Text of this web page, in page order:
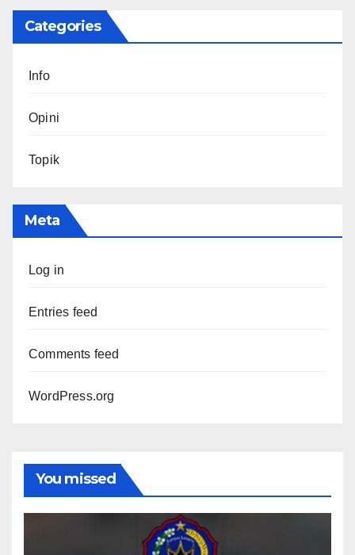
Categories
Info
Opini
Topik
Meta
Log in
Entries feed
Comments feed
WordPress.org
You missed